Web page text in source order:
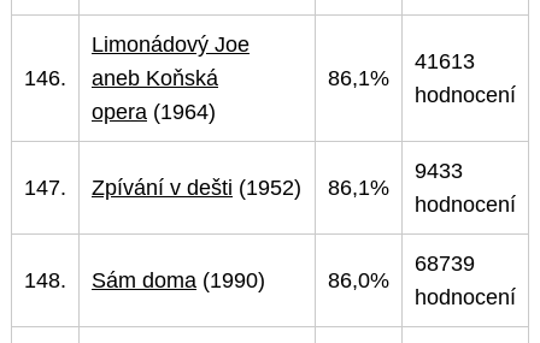
146.
Limonádový Joe
aneb Koňská
opera (1964)
86,1%
41613
hodnocení
147. Zpívání v dešti (1952) 86,1%
9433
hodnocení
148. Sám doma (1990) 86,0%
68739
hodnocení